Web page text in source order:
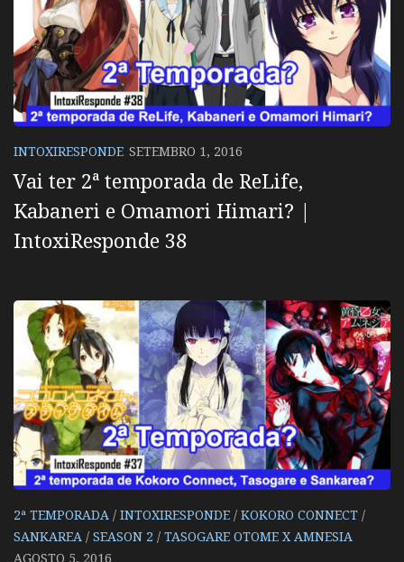
INTOXIRESPONDE SETEMBRO 1, 2016
Vai ter 2ª temporada de ReLife,
Kabaneri e Omamori Himari? |
IntoxiResponde 38
2ª TEMPORADA / INTOXIRESPONDE / KOKORO CONNECT /
SANKAREA / SEASON 2 / TASOGARE OTOME X AMNESIA
AGOSTO 5, 2016